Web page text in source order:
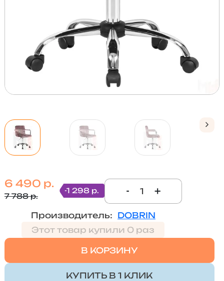
6 490 р.
7 788 р.
-1 298 р. - +
Производитель: DOBRIN
Этот товар купили 0 раз
В КОРЗИНУ
КУПИТЬ В 1 КЛИК